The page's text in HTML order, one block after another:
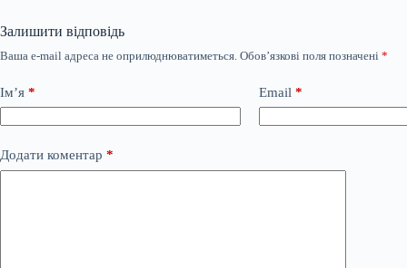
Залишити відповідь
Ваша e-mail адреса не оприлюднюватиметься. Обов’язкові поля позначені *
Ім’я * Email *
Додати коментар *